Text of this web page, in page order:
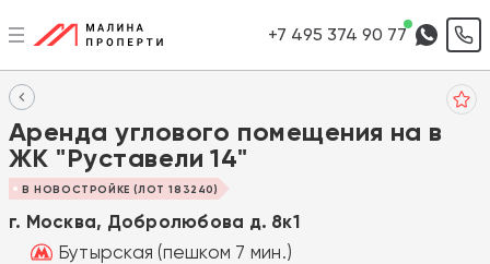
+7 495 374 90 77
Аренда углового помещения на в
ЖК "Руставели 14"
В НОВОСТРОЙКЕ (ЛОТ 183240)
г. Москва, Добролюбова д. 8к1
Бутырская (пешком 7 мин.)